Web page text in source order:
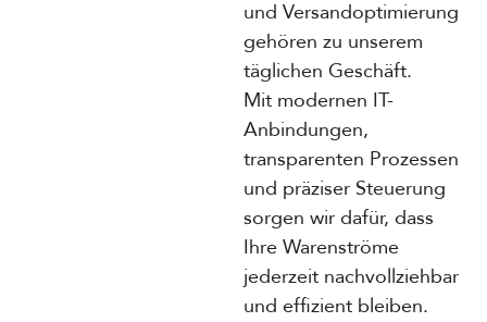
und Versandoptimierung
gehören zu unserem
täglichen Geschäft.
Mit modernen IT-
Anbindungen,
transparenten Prozessen
und präziser Steuerung
sorgen wir dafür, dass
Ihre Warenströme
jederzeit nachvollziehbar
und effizient bleiben.